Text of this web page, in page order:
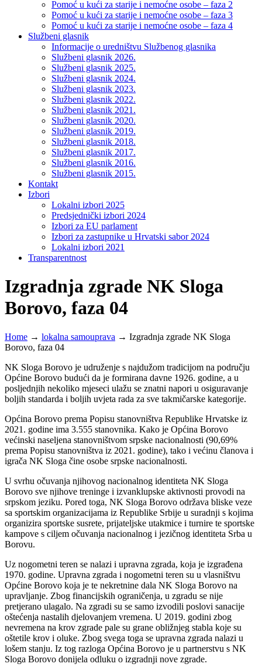
Pomoć u kući za starije i nemoćne osobe – faza 2
Pomoć u kući za starije i nemoćne osobe – faza 3
Pomoć u kući za starije i nemoćne osobe – faza 4
Službeni glasnik
Informacije o uredništvu Službenog glasnika
Službeni glasnik 2026.
Službeni glasnik 2025.
Službeni glasnik 2024.
Službeni glasnik 2023.
Službeni glasnik 2022.
Službeni glasnik 2021.
Službeni glasnik 2020.
Službeni glasnik 2019.
Službeni glasnik 2018.
Službeni glasnik 2017.
Službeni glasnik 2016.
Službeni glasnik 2015.
Kontakt
Izbori
Lokalni izbori 2025
Predsjednički izbori 2024
Izbori za EU parlament
Izbori za zastupnike u Hrvatski sabor 2024
Lokalni izbori 2021
Transparentnost
Izgradnja zgrade NK Sloga
Borovo, faza 04
Home → lokalna samouprava → Izgradnja zgrade NK Sloga
Borovo, faza 04
NK Sloga Borovo je udruženje s najdužom tradicijom na području
Općine Borovo budući da je formirana davne 1926. godine, a u
posljednjih nekoliko mjeseci ulažu se znatni napori u osiguravanje
boljih standarda i boljih uvjeta rada za sve takmičarske kategorije.
Općina Borovo prema Popisu stanovništva Republike Hrvatske iz
2021. godine ima 3.555 stanovnika. Kako je Općina Borovo
većinski naseljena stanovništvom srpske nacionalnosti (90,69%
prema Popisu stanovništva iz 2021. godine), tako i većinu članova i
igrača NK Sloga čine osobe srpske nacionalnosti.
U svrhu očuvanja njihovog nacionalnog identiteta NK Sloga
Borovo sve njihove treninge i izvanklupske aktivnosti provodi na
srpskom jeziku. Pored toga, NK Sloga Borovo održava bliske veze
sa sportskim organizacijama iz Republike Srbije u suradnji s kojima
organizira sportske susrete, prijateljske utakmice i turnire te sportske
kampove s ciljem očuvanja nacionalnog i jezičnog identiteta Srba u
Borovu.
Uz nogometni teren se nalazi i upravna zgrada, koja je izgrađena
1970. godine. Upravna zgrada i nogometni teren su u vlasništvu
Općine Borovo koja je te nekretnine dala NK Sloga Borovo na
upravljanje. Zbog financijskih ograničenja, u zgradu se nije
pretjerano ulagalo. Na zgradi su se samo izvodili poslovi sanacije
oštećenja nastalih djelovanjem vremena. U 2019. godini zbog
nevremena na krov zgrade pale su grane obližnjeg stabla koje su
oštetile krov i oluke. Zbog svega toga se upravna zgrada nalazi u
lošem stanju. Iz tog razloga Općina Borovo je u partnerstvu s NK
Sloga Borovo donijela odluku o izgradnji nove zgrade.